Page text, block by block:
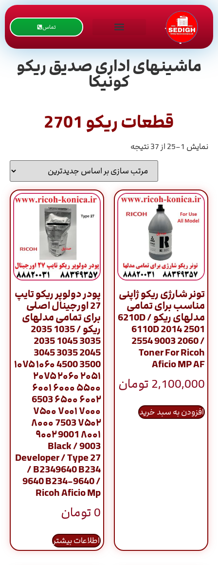
تماس
ماشینهای اداری صدیق ریکو
کونیکا
قطعات ریکو 2701
نمایش 1–25 از 37 نتیجه
تونر شارژی ریکو ژاپنی
مناسب برای تمامی
مدلهای ریکو / 6210D
6110D 2014 2501
2554 9003 2060 /
Toner For Ricoh
Aficio MP AF
2,100,000تومان
افزودن به سبد خرید
پودر دولوپر ریکو تایپ
27 اورجینال اصلی
برای تمامی مدلهای
ریکو / 1035 2035
3035 1045 2035
2045 3035 3045
3500 4500 ۱۰۶۰ ۱۰۷۵
۲۰۵۱ ۲۰۶۰ ۲۰۷۵
۵۵۰۰ ۶۰۰۰ ۶۰۰۱
۶۰۰۲ ۶۵۰۰ 6503
۷۰۰۰ ۷۰۰۱ ۷۵۰۰
۷۵۰۲ 7503 ۸۰۰۰
۸۰۰۱ 9001 ۹۰۰۲
9003 / Black
Developer / Type 27
/ B2349640 B234
9640 B234-9640 /
Ricoh Aficio Mp
0تومان
اطلاعات بیشتر